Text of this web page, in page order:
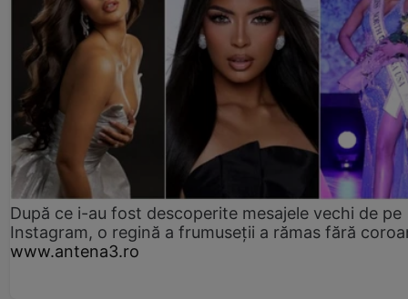
După ce i-au fost descoperite mesajele vechi de pe
Instagram, o regină a frumuseții a rămas fără
www.antena3.ro